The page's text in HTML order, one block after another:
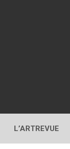
L’ARTREVUE